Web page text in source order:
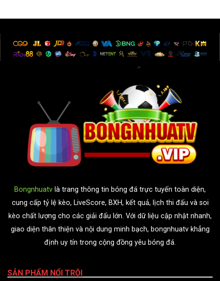
Bongnhuatv là trang thông tin bóng đá trực tuyến toàn diện,
cung cấp tỷ lệ kèo, LiveScore, BXH, kết quả, lịch thi đấu và soi
kèo chất lượng cho các giải đấu lớn. Với dữ liệu cập nhật nhanh,
giao diện thân thiện và nội dung minh bạch, bongnhuatv khẳng
định uy tín trong cộng đồng yêu bóng đá.
SẢN PHẨM NỔI TRỘI